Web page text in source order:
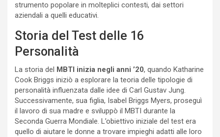
strumento popolare in molteplici contesti, dai settori
aziendali a quelli educativi.
Storia del Test delle 16
Personalità
La storia del MBTI inizia negli anni ’20, quando Katharine
Cook Briggs iniziò a esplorare la teoria delle tipologie di
personalità influenzata dalle idee di Carl Gustav Jung.
Successivamente, sua figlia, Isabel Briggs Myers, proseguì
il lavoro di sua madre e sviluppò il MBTI durante la
Seconda Guerra Mondiale. L’obiettivo iniziale del test era
quello di aiutare le donne a trovare impieghi adatti alle loro